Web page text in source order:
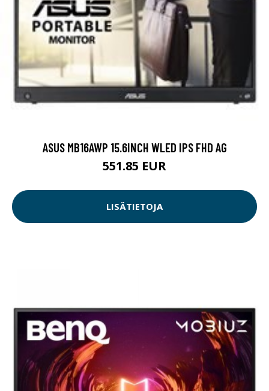
ASUS MB16AWP 15.6INCH WLED IPS FHD AG
551.85 EUR
LISÄTIETOJA